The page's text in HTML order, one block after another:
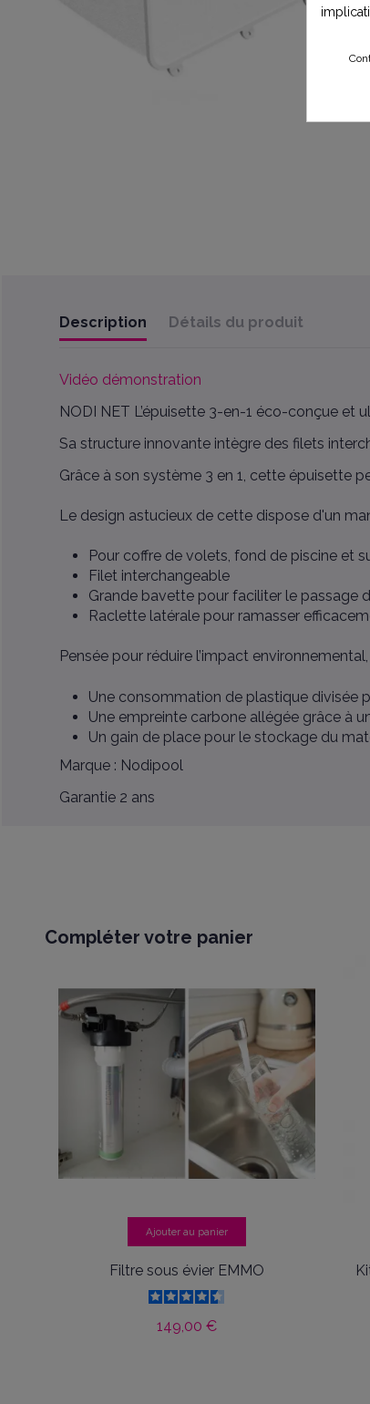
Description Détails du produit
Vidéo démonstration
NODI NET L’épuisette 3-en-1 éco-conçue et
Sa structure innovante intègre des filets
Grâce à son système 3 en 1, cette épuisette
Le design astucieux de cette dispose d'un
Pour coffre de volets, fond de piscine et
Filet interchangeable
Grande bavette pour faciliter le passage
Raclette latérale pour ramasser
Pensée pour réduire l’impact
Une consommation de plastique divisée
Une empreinte carbone allégée grâce à
Un gain de place pour le stockage du
Marque : Nodipool
Garantie 2 ans
Compléter votre panier
Ajouter au panier
Filtre sous évier EMMO
149,00 €